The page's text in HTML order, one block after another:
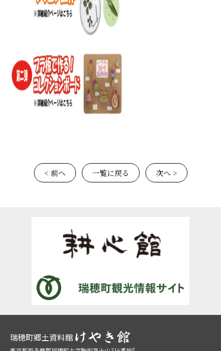
< 前へ 一覧に戻る 次へ >
瑞穂町郷土資料館